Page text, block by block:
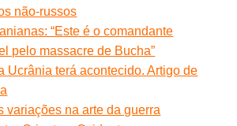
não-russos
“Este é o comandante
pelo massacre de Bucha”
Ucrânia terá acontecido. Artigo de
variações na arte da guerra